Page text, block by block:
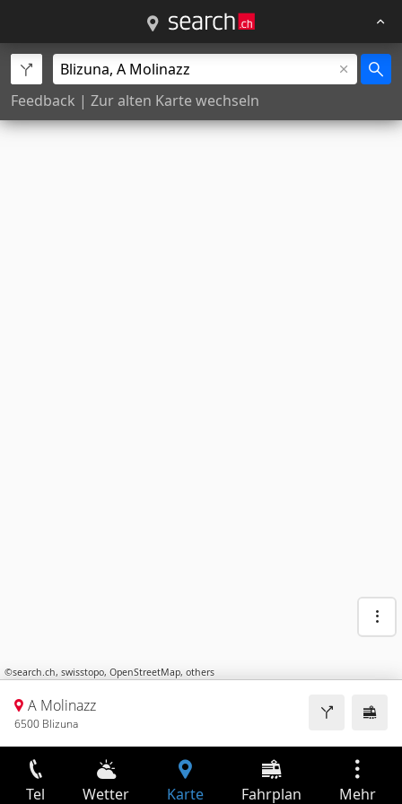
Feedback | Zur alten Karte wechseln
©search.ch, swisstopo, OpenStreetMap, others
A Molinazz
6500 Blizuna
Tel Wetter Karte Fahrplan Mehr